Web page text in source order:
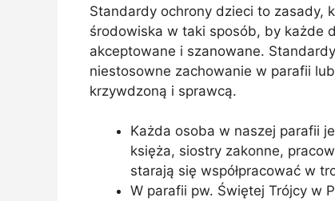
Standardy ochrony dzieci to zasady,
środowiska w taki sposób, by każde
akceptowane i szanowane.
niestosowne zachowanie w parafii
krzywdzoną i sprawcą.
Każda osoba w naszej parafii
księża, siostry zakonne,
starają się współpracować w
W parafii pw. Świętej Trójcy w